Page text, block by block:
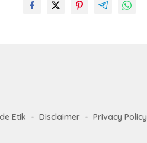
Etik Disclaimer Privacy Policy